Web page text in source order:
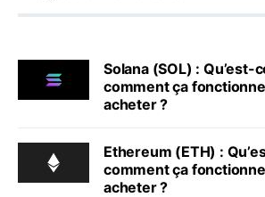
Solana (SOL) : Qu’est-
comment ça
acheter ?
Ethereum (ETH) :
comment ça
acheter ?